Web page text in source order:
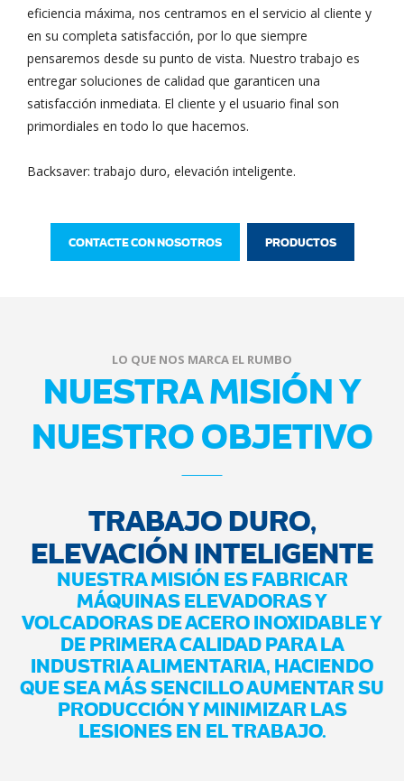
eficiencia máxima, nos centramos en el servicio al cliente y
en su completa satisfacción, por lo que siempre
pensaremos desde su punto de vista. Nuestro trabajo es
entregar soluciones de calidad que garanticen una
satisfacción inmediata. El cliente y el usuario final son
primordiales en todo lo que hacemos.
Backsaver: trabajo duro, elevación inteligente.
CONTACTE CON NOSOTROS PRODUCTOS
LO QUE NOS MARCA EL RUMBO
NUESTRA MISIÓN Y
NUESTRO OBJETIVO
TRABAJO DURO,
ELEVACIÓN INTELIGENTE
NUESTRA MISIÓN ES FABRICAR
MÁQUINAS ELEVADORAS Y
VOLCADORAS DE ACERO INOXIDABLE Y
DE PRIMERA CALIDAD PARA LA
INDUSTRIA ALIMENTARIA, HACIENDO
QUE SEA MÁS SENCILLO AUMENTAR SU
PRODUCCIÓN Y MINIMIZAR LAS
LESIONES EN EL TRABAJO.